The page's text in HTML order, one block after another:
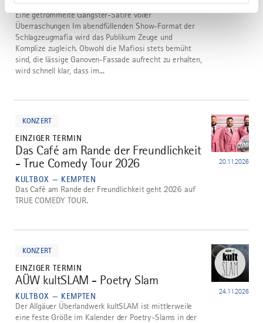
Eine getrommelte Gangster-Satire voller
Überraschungen Im abendfüllenden Show-Format der
Schlagzeugmafia wird das Publikum Zeuge und
Komplize zugleich. Obwohl die Mafiosi stets bemüht
sind, die lässige Ganoven-Fassade aufrecht zu erhalten,
wird schnell klar, dass im...
KONZERT
EINZIGER TERMIN
3
Das Café am Rande der Freundlichkeit
- True Comedy Tour 2026
KULTBOX — KEMPTEN
20.11.2026
Das Café am Rande der Freundlichkeit geht 2026 auf
TRUE COMEDY TOUR.
KONZERT
EINZIGER TERMIN
4
AÜW kultSLAM - Poetry Slam
KULTBOX — KEMPTEN 24.11.2026
Der Allgäuer Überlandwerk kultSLAM ist mittlerweile
eine feste Größe im Kalender der Poetry-Slams in der